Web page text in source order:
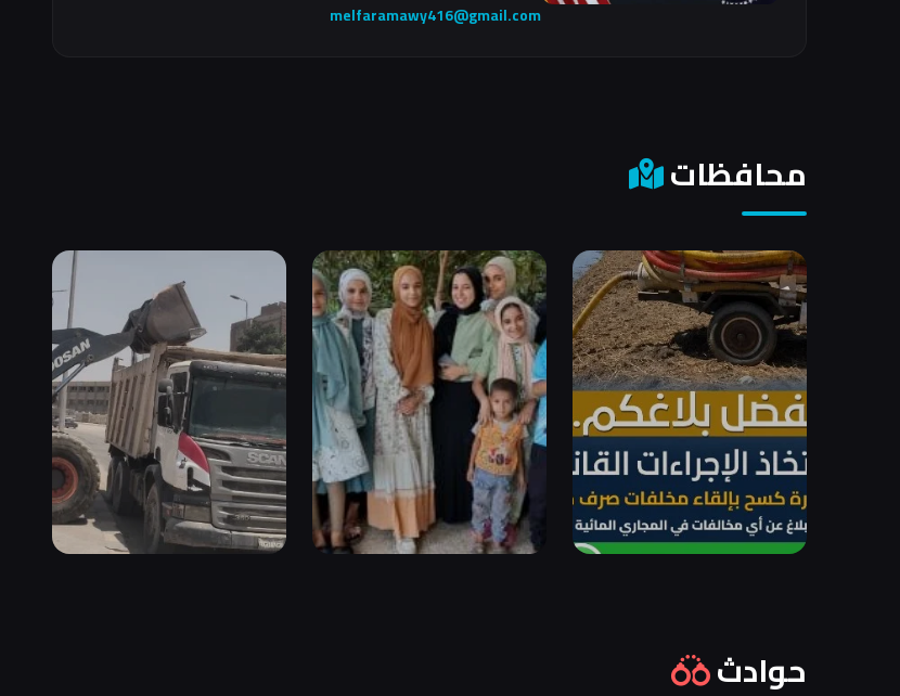
melfaramawy416@gmail.com
محافظات
حوادث